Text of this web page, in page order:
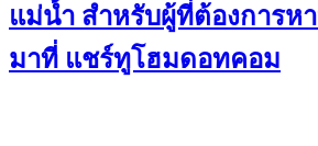
แม่น้ำ สำหรับผู้ที่ต้องการห
มาที่ แชร์ทูโฮมดอทคอม